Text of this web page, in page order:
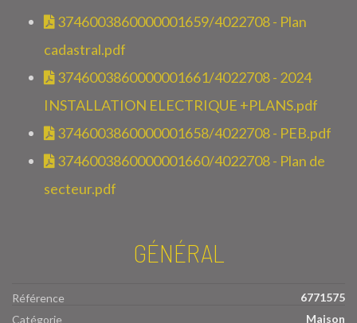
3746003860000001659/4022708 - Plan
cadastral.pdf
3746003860000001661/4022708 - 2024
INSTALLATION ELECTRIQUE +PLANS.pdf
3746003860000001658/4022708 - PEB.pdf
3746003860000001660/4022708 - Plan de
secteur.pdf
GÉNÉRAL
Référence
6771575
Catégorie
Maison